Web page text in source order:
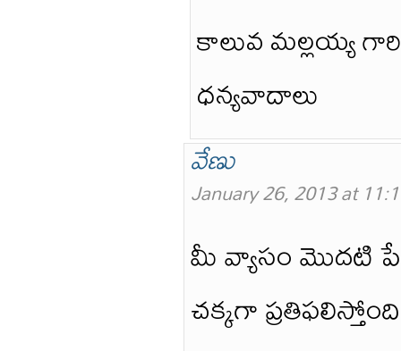
కాలువ మల్లయ్య
ధన్యవాదాలు
వేణు
January 26, 2013 at
మీ వ్యాసం మొదటి
చక్కగా